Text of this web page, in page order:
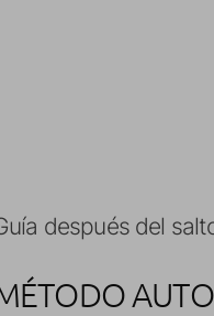
después del